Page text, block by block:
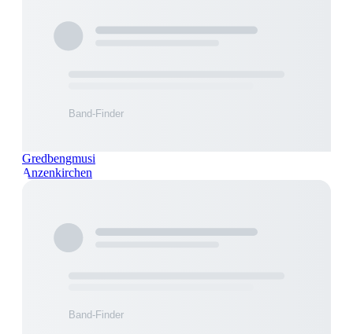
Gredbengmusi
Anzenkirchen